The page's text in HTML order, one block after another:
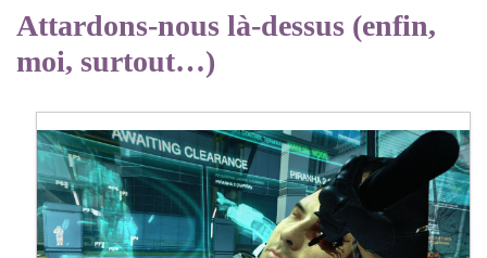
Attardons-nous là-dessus (enfin,
moi, surtout…)